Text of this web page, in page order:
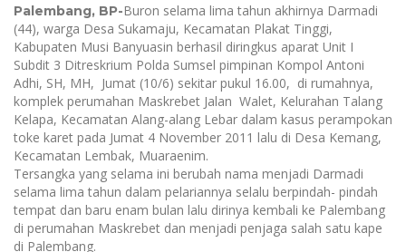
Palembang, BP-Buron selama lima tahun akhirnya Darmadi
(44), warga Desa Sukamaju, Kecamatan Plakat Tinggi,
Kabupaten Musi Banyuasin berhasil diringkus aparat Unit I
Subdit 3 Ditreskrium Polda Sumsel pimpinan Kompol Antoni
Adhi, SH, MH, Jumat (10/6) sekitar pukul 16.00, di rumahnya,
komplek perumahan Maskrebet Jalan Walet, Kelurahan Talang
Kelapa, Kecamatan Alang-alang Lebar dalam kasus perampokan
toke karet pada Jumat 4 November 2011 lalu di Desa Kemang,
Kecamatan Lembak, Muaraenim.
Tersangka yang selama ini berubah nama menjadi Darmadi
selama lima tahun dalam pelariannya selalu berpindah- pindah
tempat dan baru enam bulan lalu dirinya kembali ke Palembang
di perumahan Maskrebet dan menjadi penjaga salah satu kape
di Palembang.